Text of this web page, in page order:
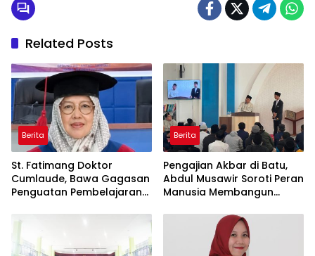
Related Posts
Berita
St. Fatimang Doktor
Cumlaude, Bawa Gagasan
Penguatan Pembelajaran
Vokasi
Berita
Pengajian Akbar di Batu,
Abdul Musawir Soroti Peran
Manusia Membangun